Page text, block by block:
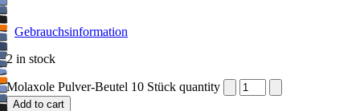
Gebrauchsinformation
2 in stock
Molaxole Pulver-Beutel 10 Stück quantity
Add to cart